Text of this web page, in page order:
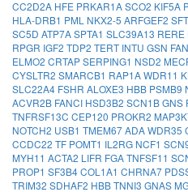
CC2D2A HFE PRKAR1ASCO2 KIF5A
HLA-DRB1 PML NKX2-5 ARFGEF2
SC5D ATP7ASPTA1 SLC39A13 RERE
RPGR IGF2 TDP2 TERT INTU GSN
ELMO2 CRTAPSERPING1 NSD2
CYSLTR2 SMARCB1 RAP1AWDR11
SLC22A4 FSHR ALOXE3 HBB PSMB9
ACVR2B FANCI HSD3B2 SCN1BGNS
TNFRSF13C CEP120 PROKR2
NOTCH2 USB1 TMEM67ADAWDR35
CCDC22 TF POMT1 IL2RG NCF1
MYH11 ACTA2 LIFR FGATNFSF11
PROP1 SF3B4COL1A1 CHRNA7
TRIM32 SDHAF2 HBBTNNI3 GNAS